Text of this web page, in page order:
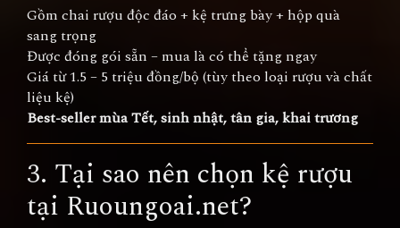
Gồm chai rượu độc đáo + kệ trưng bày + hộp quà
sang trọng
Được đóng gói sẵn – mua là có thể tặng ngay
Giá từ 1.5 – 5 triệu đồng/bộ (tùy theo loại rượu và chất
liệu kệ)
Best-seller mùa Tết, sinh nhật, tân gia, khai trương
3. Tại sao nên chọn kệ rượu
tại Ruoungoai.net?